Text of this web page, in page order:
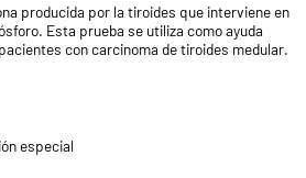
producida por la tiroides que interviene en
Esta prueba se utiliza como ayuda
con carcinoma de tiroides medular.
especial